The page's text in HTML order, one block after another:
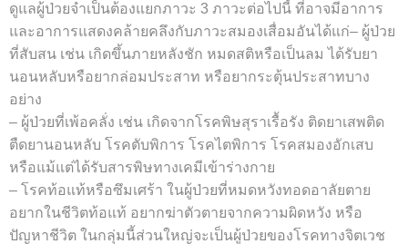
ดูแลผู้ป่วยจำเป็นต้องแยกภาวะ 3 ภาวะต่อไปนี้ ที่อาจมีอาการ
และอาการแสดงคล้ายคลึงกับภาวะสมองเสื่อมอันได้แก่– ผู้ป่วย
ที่สับสน เช่น เกิดขึ้นภายหลังชัก หมดสติหรือเป็นลม ได้รับยา
นอนหลับหรือยากล่อมประสาท หรือยากระตุ้นประสาทบาง
อย่าง
– ผู้ป่วยที่เพ้อคลั่ง เช่น เกิดจากโรคพิษสุราเรื้อรัง ติดยาเสพติด
ตืดยานอนหลับ โรคตับพิการ โรคไตพิการ โรคสมองอักเสบ
หรือแม้แต่ได้รับสารพิษทางเคมีเข้าร่างกาย
– โรคท้อแท้หรือซึมเศร้า ในผู้ป่วยที่หมดหวังทอดอาลัยตาย
อยากในชีวิตท้อแท้ อยากฆ่าตัวตายจากความผิดหวัง หรือ
ปัญหาชีวิต ในกลุ่มนี้ส่วนใหญ่จะเป็นผู้ป่วยของโรคทางจิตเวช